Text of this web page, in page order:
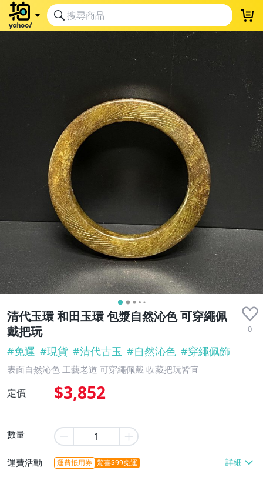
清代玉環 和田玉環 包漿自然沁色 可穿繩佩
戴把玩
0
#免運 #現貨 #清代古玉 #自然沁色 #穿繩佩飾
表面自然沁色 工藝老道 可穿繩佩戴 收藏把玩皆宜
定價 $3,852
數量
運費活動 運費抵用券 驚喜$99免運